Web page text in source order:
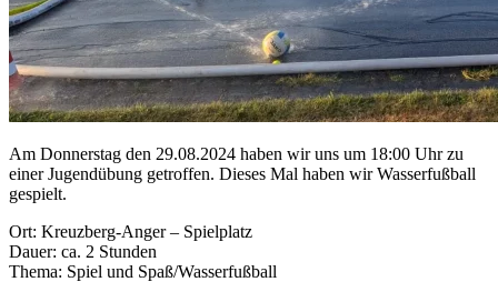
Am Donnerstag den 29.08.2024 haben wir uns um 18:00 Uhr zu
einer Jugendübung getroffen. Dieses Mal haben wir Wasserfußball
gespielt.
Ort: Kreuzberg-Anger – Spielplatz
Dauer: ca. 2 Stunden
Thema: Spiel und Spaß/Wasserfußball